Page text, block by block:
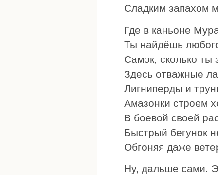
Сладким запахом
Где в каньоне
Ты найдёшь
Самок, сколько ты
Здесь отважные
Лигниперды и
Амазонки строем
В боевой своей
Быстрый бегунок
Обгоняя даже
Ну, дальше сами.